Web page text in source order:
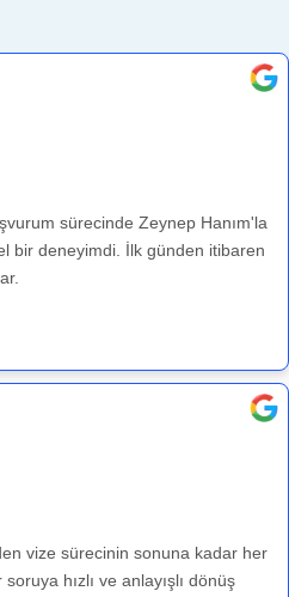
sürecinde Zeynep Hanım'la
bir deneyimdi. İlk günden itibaren
vize sürecinin sonuna kadar her
hızlı ve anlayışlı dönüş